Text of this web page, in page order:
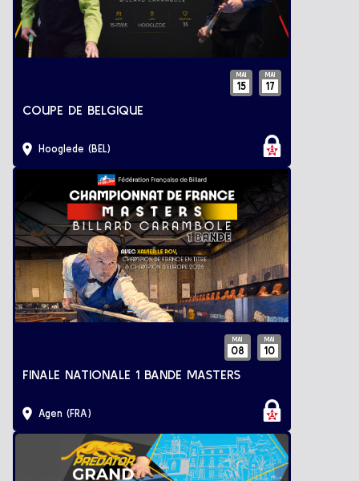
MAI
15
MAI
17
COUPE DE BELGIQUE
Hooglede (BEL)
MAI
08
MAI
10
FINALE NATIONALE 1 BANDE MASTERS
Agen (FRA)